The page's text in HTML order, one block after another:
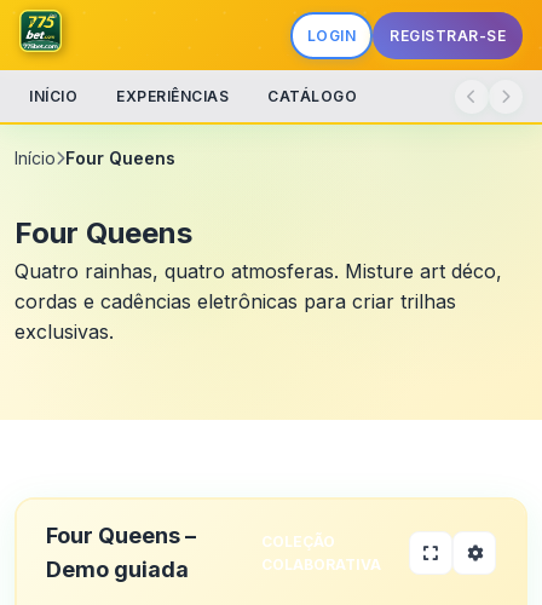
LOGIN REGISTRAR-SE
INÍCIO EXPERIÊNCIAS CATÁLOGO
Início Four Queens
Four Queens
Quatro rainhas, quatro atmosferas. Misture art déco,
cordas e cadências eletrônicas para criar trilhas
exclusivas.
Four Queens –
Demo guiada
COLEÇÃO
COLABORATIVA